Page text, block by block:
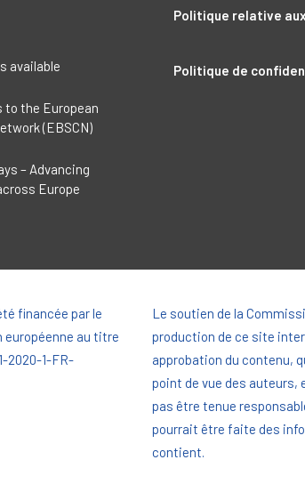
available
to the European
(EBSCN)
– Advancing
Europe
Politique relative
Politique de
financée par le
européenne au titre
2020-1-FR-
Le soutien de la
production de ce site
approbation du contenu,
point de vue des auteurs,
pas être tenue
pourrait être faite des
contient.